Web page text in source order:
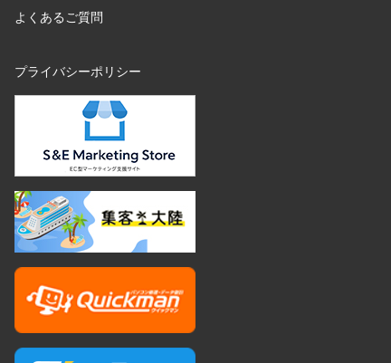
よくあるご質問
プライバシーポリシー